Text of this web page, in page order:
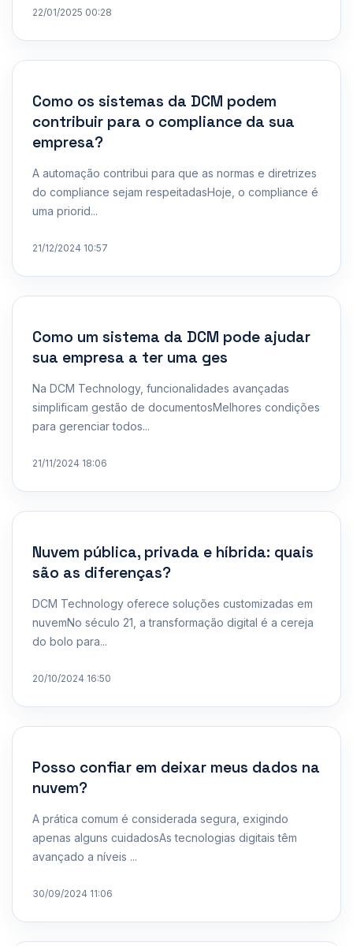
22/01/2025 00:28
Como os sistemas da DCM podem
contribuir para o compliance da sua
empresa?
A automação contribui para que as normas e diretrizes
do compliance sejam respeitadasHoje, o compliance é
uma priorid...
21/12/2024 10:57
Como um sistema da DCM pode ajudar
sua empresa a ter uma ges
Na DCM Technology, funcionalidades avançadas
simplificam gestão de documentosMelhores condições
para gerenciar todos...
21/11/2024 18:06
Nuvem pública, privada e híbrida: quais
são as diferenças?
DCM Technology oferece soluções customizadas em
nuvemNo século 21, a transformação digital é a cereja
do bolo para...
20/10/2024 16:50
Posso confiar em deixar meus dados na
nuvem?
A prática comum é considerada segura, exigindo
apenas alguns cuidadosAs tecnologias digitais têm
avançado a níveis ...
30/09/2024 11:06